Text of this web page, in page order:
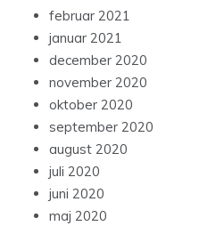
februar 2021
januar 2021
december 2020
november 2020
oktober 2020
september 2020
august 2020
juli 2020
juni 2020
maj 2020